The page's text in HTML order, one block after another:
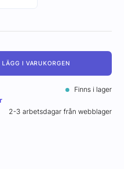
LÄGG I VARUKORGEN
Finns i lager
2-3 arbetsdagar från webblager